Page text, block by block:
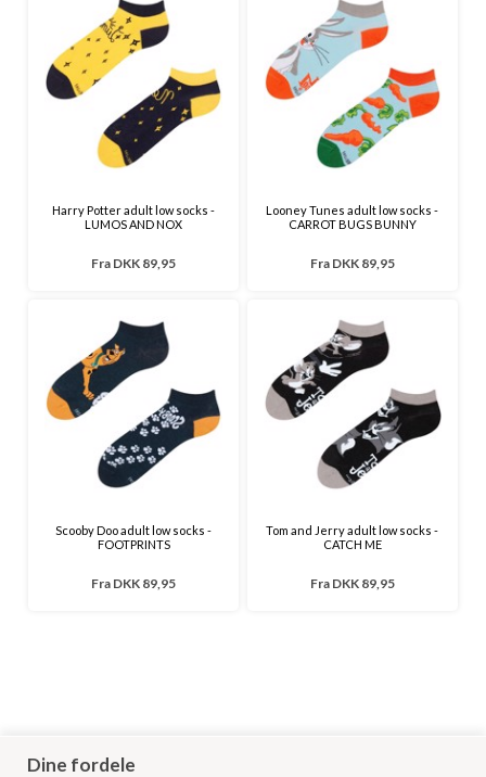
Harry Potter adult low socks -
LUMOS AND NOX
Fra DKK 89,95
Looney Tunes adult low socks -
CARROT BUGS BUNNY
Fra DKK 89,95
Scooby Doo adult low socks -
FOOTPRINTS
Fra DKK 89,95
Tom and Jerry adult low socks -
CATCH ME
Fra DKK 89,95
Dine fordele